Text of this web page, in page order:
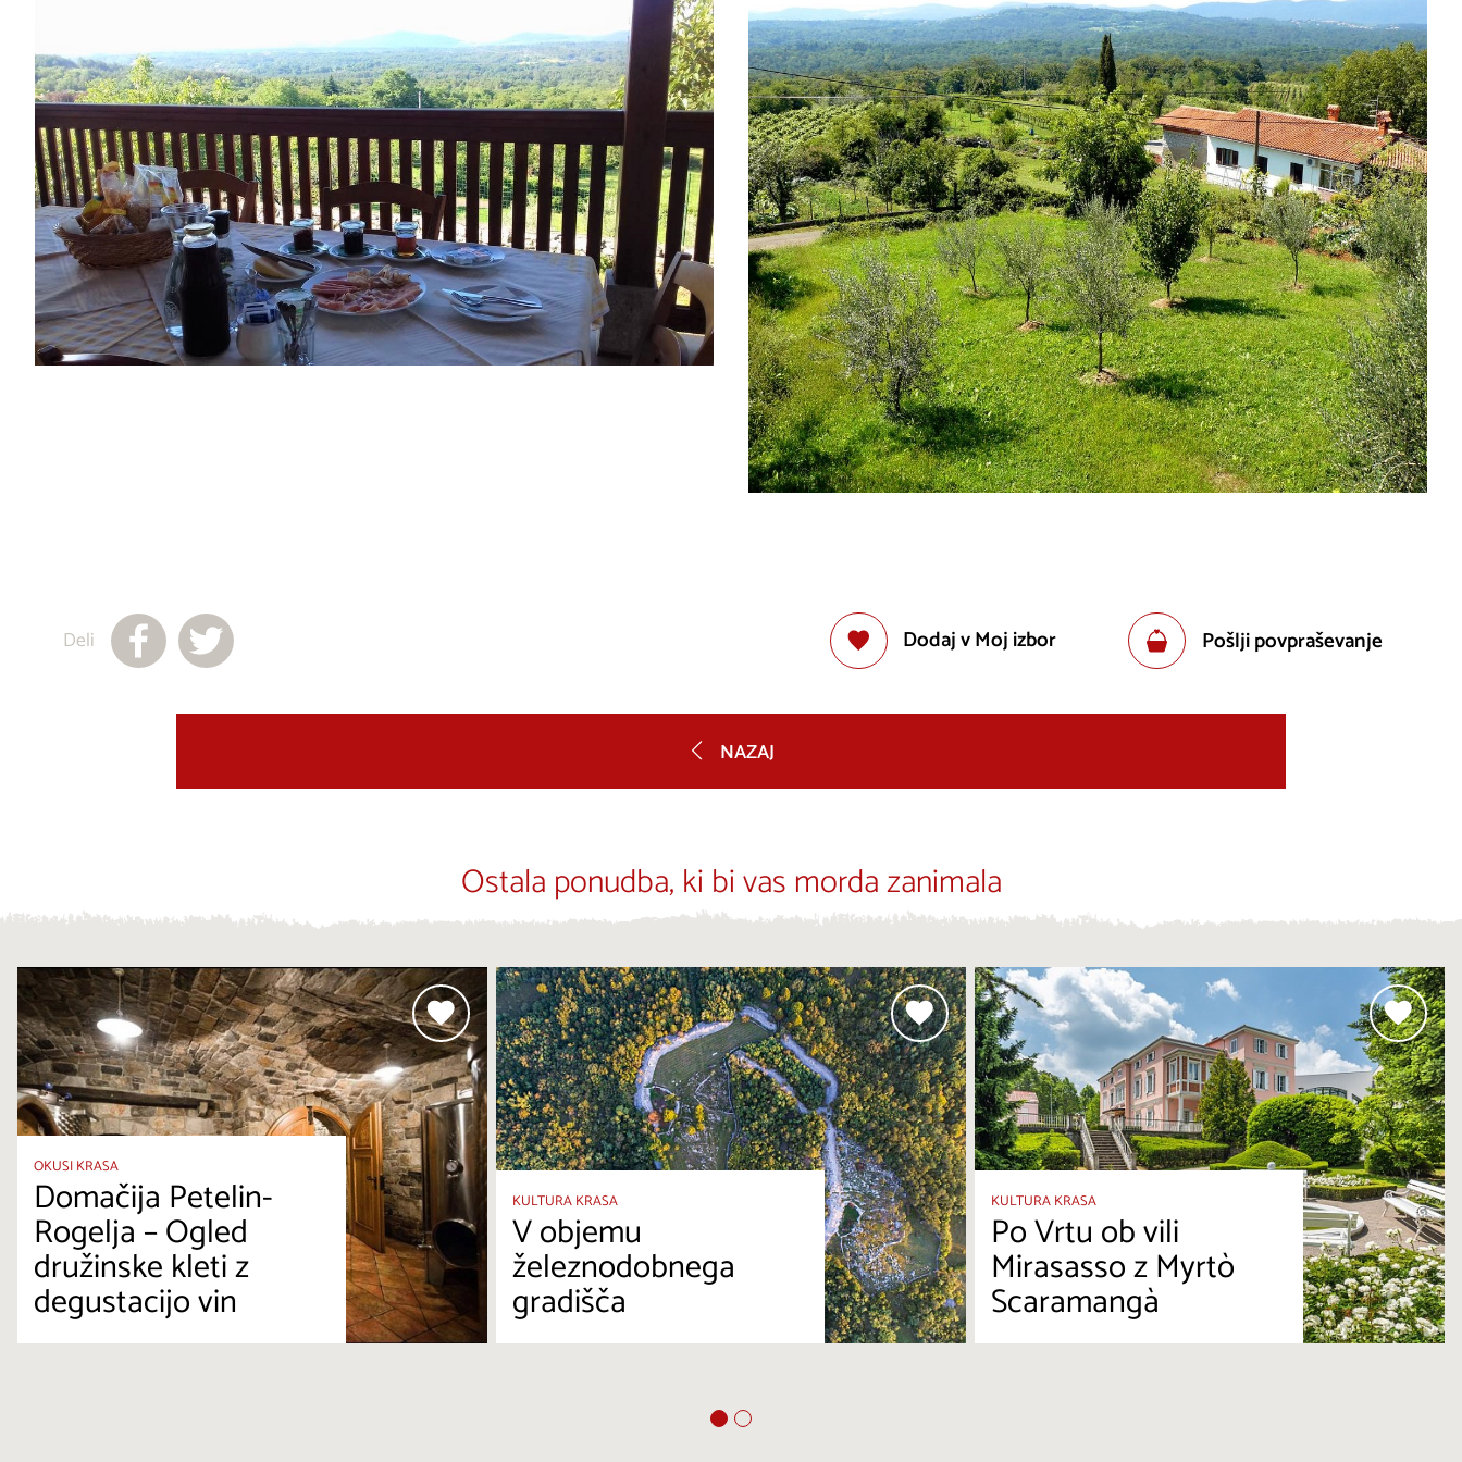
Dodaj v Moj izbor Pošlji povpraševanje
Deli
NAZAJ
Ostala ponudba, ki bi vas morda zanimala
OKUSI KRASA
Domačija Petelin-
Rogelja – Ogled
družinske kleti z
degustacijo vin
KULTURA KRASA
V objemu
železnodobnega
gradišča
KULTURA KRASA
Po Vrtu ob vili
Mirasasso z Myrtò
Scaramangà